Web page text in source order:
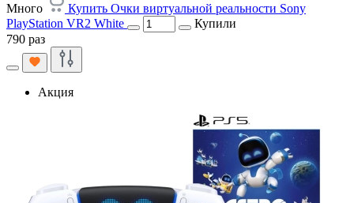
Много
Купить Очки виртуальной реальности Sony
PlayStation VR2 White
Купили
790 раз
Акция